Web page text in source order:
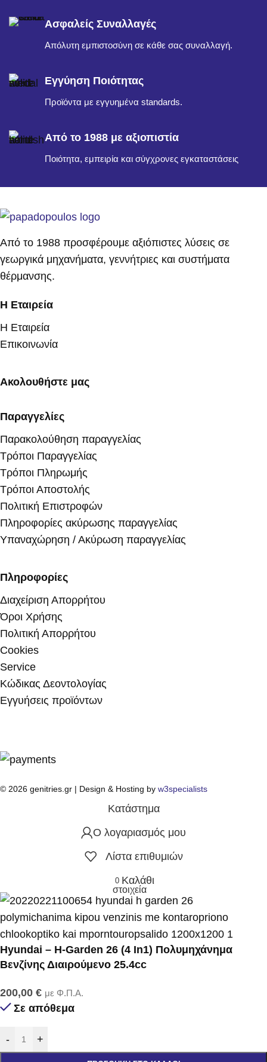
Ασφαλείς Συναλλαγές
Απόλυτη εμπιστοσύνη σε κάθε σας συναλλαγή.
Εγγύηση Ποιότητας
Προϊόντα με εγγυημένα standards.
Από το 1988 με αξιοπιστία
Ποιότητα, εμπειρία και σύγχρονες εγκαταστάσεις
Από το 1988 προσφέρουμε αξιόπιστες λύσεις σε
γεωργικά μηχανήματα, γεννήτριες και συστήματα
θέρμανσης.
Η Εταιρεία
Η Εταιρεία
Επικοινωνία
Ακολουθήστε μας
Παραγγελίες
Παρακολούθηση παραγγελίας
Τρόποι Παραγγελίας
Τρόποι Πληρωμής
Τρόποι Αποστολής
Πολιτική Επιστροφών
Πληροφορίες ακύρωσης παραγγελίας
Υπαναχώρηση / Ακύρωση παραγγελίας
Πληροφορίες
Διαχείριση Απορρήτου
Όροι Χρήσης
Πολιτική Απορρήτου
Cookies
Service
Κώδικας Δεοντολογίας
Εγγυήσεις προϊόντων
© 2026 genitries.gr | Design & Hosting by w3specialists
Κατάστημα
Ο λογαριασμός μου
Λίστα επιθυμιών
0
στοιχεία
Καλάθι
Hyundai – H-Garden 26 (4 In1) Πολυμηχάνημα
Βενζίνης Διαιρούμενο 25.4cc
200,00 € με Φ.Π.Α.
Σε απόθεμα
- +